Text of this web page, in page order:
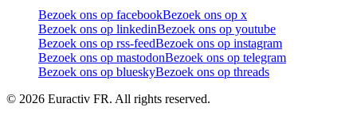
Bezoek ons op facebookBezoek ons op x
Bezoek ons op linkedinBezoek ons op youtube
Bezoek ons op rss-feedBezoek ons op instagram
Bezoek ons op mastodonBezoek ons op telegram
Bezoek ons op blueskyBezoek ons op threads
© 2026 Euractiv FR. All rights reserved.